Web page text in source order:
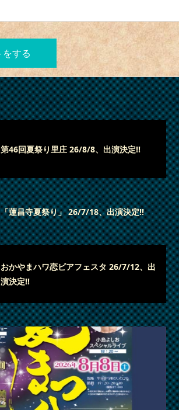
第46回夏祭り里庄 26/8/8、出演決定‼
「蓮昌寺夏祭り」 26/7/18、出演決定‼
おかやまハワ恋ビアフェスタ 26/7/12、出
演決定‼